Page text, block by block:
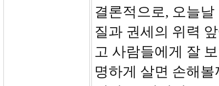
결론적으로, 오늘
질과 권세의 위력
고 사람들에게 잘
명하게 살면 손해